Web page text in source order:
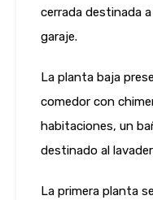
cerrada destinada
garaje.
La planta baja
comedor con
habitaciones, un
destinado al
La primera planta